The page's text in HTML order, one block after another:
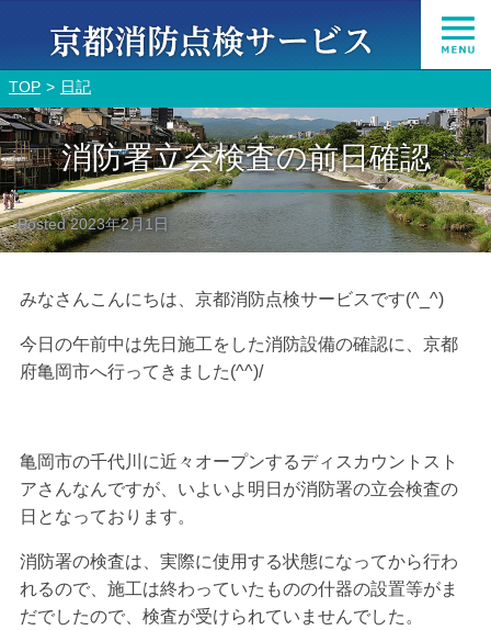
TOP 日記
消防署立会検査の前日確認
Posted2023年2月1日
みなさんこんにちは、京都消防点検サービスです(^_^)
今日の午前中は先日施工をした消防設備の確認に、京都
府亀岡市へ行ってきました(^^)/
亀岡市の千代川に近々オープンするディスカウントスト
アさんなんですが、いよいよ明日が消防署の立会検査の
日となっております。
消防署の検査は、実際に使用する状態になってから行わ
れるので、施工は終わっていたものの什器の設置等がま
だでしたので、検査が受けられていませんでした。